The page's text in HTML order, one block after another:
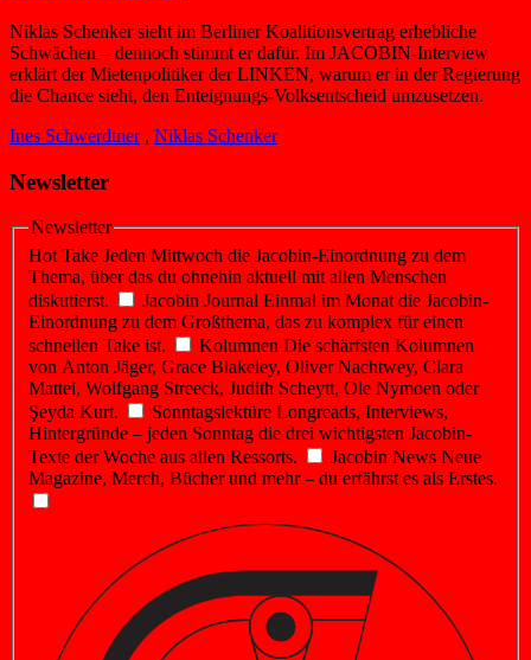
Niklas Schenker sieht im Berliner Koalitionsvertrag erhebliche
Schwächen – dennoch stimmt er dafür. Im JACOBIN-Interview
erklärt der Mietenpolitiker der LINKEN, warum er in der Regierung
die Chance sieht, den Enteignungs-Volksentscheid umzusetzen.
Ines Schwerdtner , Niklas Schenker
Newsletter
Newsletter
Hot Take Jeden Mittwoch die Jacobin-Einordnung zu dem
Thema, über das du ohnehin aktuell mit allen Menschen
diskutierst.
Jacobin Journal Einmal im Monat die Jacobin-
Einordnung zu dem Großthema, das zu komplex für einen
schnellen Take ist.
Kolumnen Die schärfsten Kolumnen
von Anton Jäger, Grace Blakeley, Oliver Nachtwey, Clara
Mattei, Wolfgang Streeck, Judith Scheytt, Ole Nymoen oder
Şeyda Kurt.
Sonntagslektüre Longreads, Interviews,
Hintergründe – jeden Sonntag die drei wichtigsten Jacobin-
Texte der Woche aus allen Ressorts.
Jacobin News Neue
Magazine, Merch, Bücher und mehr – du erfährst es als Erstes.